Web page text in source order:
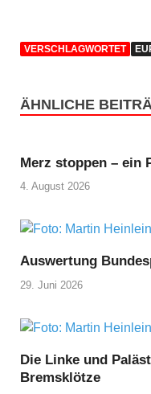
VERSCHLAGWORTET
ÄHNLICHE
Merz stoppen – ein
4. August 2026
Auswertung
29. Juni 2026
Die Linke und
Bremsklötze